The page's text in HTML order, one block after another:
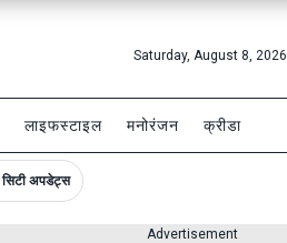
Saturday, August 8, 2026
लाइफस्टाइल मनोरंजन क्रीडा
सिटी अपडेट्स
Advertisement